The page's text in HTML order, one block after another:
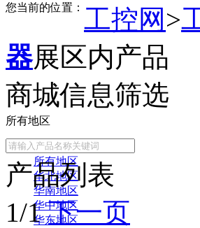
您当前的位置： 工控网 >
器展区内产品
商城信息筛选
所有地区
常用地区
所有地区
华北地区
华南地区
华中地区
华东地区
产品列表
1/1下一页